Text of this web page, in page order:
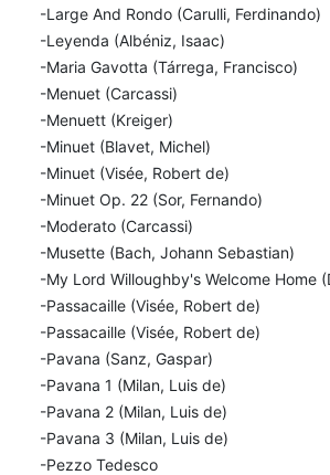
-Large And Rondo (Carulli, Ferdinando)
-Leyenda (Albéniz, Isaac)
-Maria Gavotta (Tárrega, Francisco)
-Menuet (Carcassi)
-Menuett (Kreiger)
-Minuet (Blavet, Michel)
-Minuet (Visée, Robert de)
-Minuet Op. 22 (Sor, Fernando)
-Moderato (Carcassi)
-Musette (Bach, Johann Sebastian)
-My Lord Willoughby's Welcome Home
-Passacaille (Visée, Robert de)
-Passacaille (Visée, Robert de)
-Pavana (Sanz, Gaspar)
-Pavana 1 (Milan, Luis de)
-Pavana 2 (Milan, Luis de)
-Pavana 3 (Milan, Luis de)
-Pezzo Tedesco